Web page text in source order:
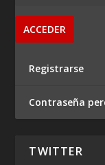
Registrarse
Contraseña
TWITTER